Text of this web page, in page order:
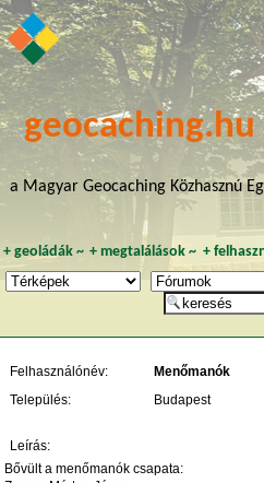
geocaching.hu
a Magyar Geocaching Közhasznú
+ geoládák~ +megtalálások ~ +
Felhasználónév:
Menőmanók
Település:
Budapest
Leírás:
Bővült a menőmanók csapata: